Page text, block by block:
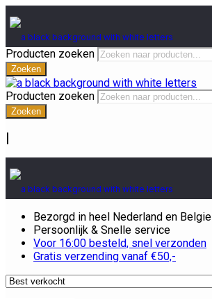
Producten zoeken
Zoeken
Producten zoeken
Zoeken
|
Bezorgd in heel Nederland en Belgie
Persoonlijk & Snelle service
Voor 16:00 besteld, snel verzonden
Gratis verzending vanaf €50,-